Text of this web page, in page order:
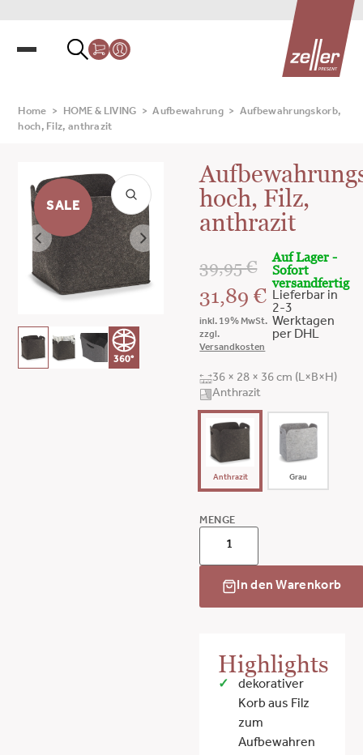
Home > HOME & LIVING > Aufbewahrung >
Aufbewahrungskorb,
hoch, Filz, anthrazit
SALE
360°
hoch, Filz,
anthrazit
39,95€
31,89€
inkl. 19% MwSt.
zzgl.
Versandkosten
Auf Lager -
Sofort
versandfertig
Lieferbar in
2-3
Werktagen
per DHL
36 × 28 × 36 cm (L×B×H)
Anthrazit
Anthrazit Grau
MENGE
In den Warenkorb
Highlights
dekorativer
Korb aus Filz
zum
Aufbewahren